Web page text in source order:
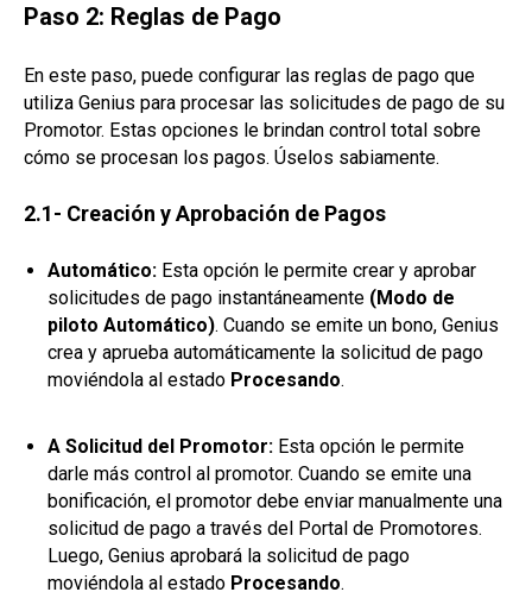
Paso 2: Reglas de Pago
En este paso, puede configurar las reglas de pago que
utiliza Genius para procesar las solicitudes de pago de su
Promotor. Estas opciones le brindan control total sobre
cómo se procesan los pagos. Úselos sabiamente.
2.1- Creación y Aprobación de Pagos
Automático: Esta opción le permite crear y aprobar
solicitudes de pago instantáneamente (Modo de
piloto Automático). Cuando se emite un bono, Genius
crea y aprueba automáticamente la solicitud de pago
moviéndola al estado Procesando.
A Solicitud del Promotor: Esta opción le permite
darle más control al promotor. Cuando se emite una
bonificación, el promotor debe enviar manualmente una
solicitud de pago a través del Portal de Promotores.
Luego, Genius aprobará la solicitud de pago
moviéndola al estado Procesando.